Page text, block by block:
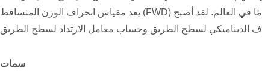
يعد مقياس انحراف الوزن المتساقط (FWD) واحدًا من أكثر معدات الاختبار غير المدمرة لقوة سطح الطريق تقدمًا في العالم. لقد أصبح
سمات